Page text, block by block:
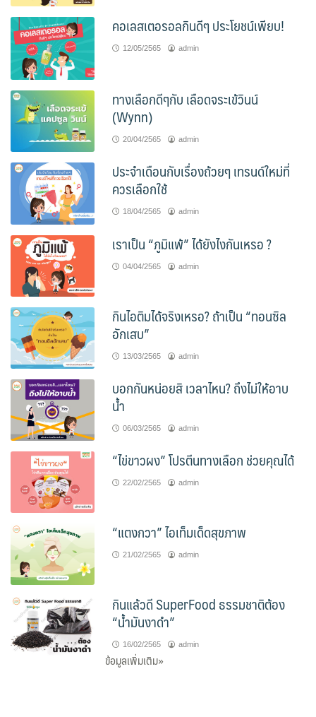
คอเลสเตอรอลกินดีๆ ประโยชน์เพียบ!
12/05/2565 admin
ทางเลือกดีๆกับ เลือดจระเข้วินน์
(Wynn)
20/04/2565 admin
ประจำเดือนกับเรื่องถ้วยๆ เทรนด์ใหม่ที่
ควรเลือกใช้
18/04/2565 admin
เราเป็น “ภูมิแพ้” ได้ยังไงกันเหรอ ?
04/04/2565 admin
กินไอติมได้จริงเหรอ? ถ้าเป็น “ทอนซิล
อักเสบ”
13/03/2565 admin
บอกกันหน่อยสิ เวลาไหน? ถึงไม่ให้อาบ
น้ำ
06/03/2565 admin
“ไข่ขาวผง” โปรตีนทางเลือก ช่วยคุณได้
22/02/2565 admin
“แตงกวา” ไอเท็มเด็ดสุขภาพ
21/02/2565 admin
กินแล้วดี SuperFood ธรรมชาติต้อง
“น้ำมันงาดำ”
16/02/2565 admin
ข้อมูลเพิ่มเติม»